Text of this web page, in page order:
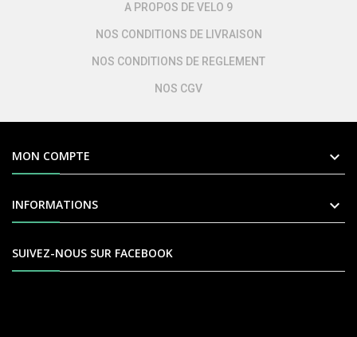
A PROPOS DE VELO 9
NOS CONDITIONS DE LIVRAISON
NOS CONDITIONS DE REGLEMENT
NOS CGV
MON COMPTE 
INFORMATIONS 
SUIVEZ-NOUS SUR FACEBOOK